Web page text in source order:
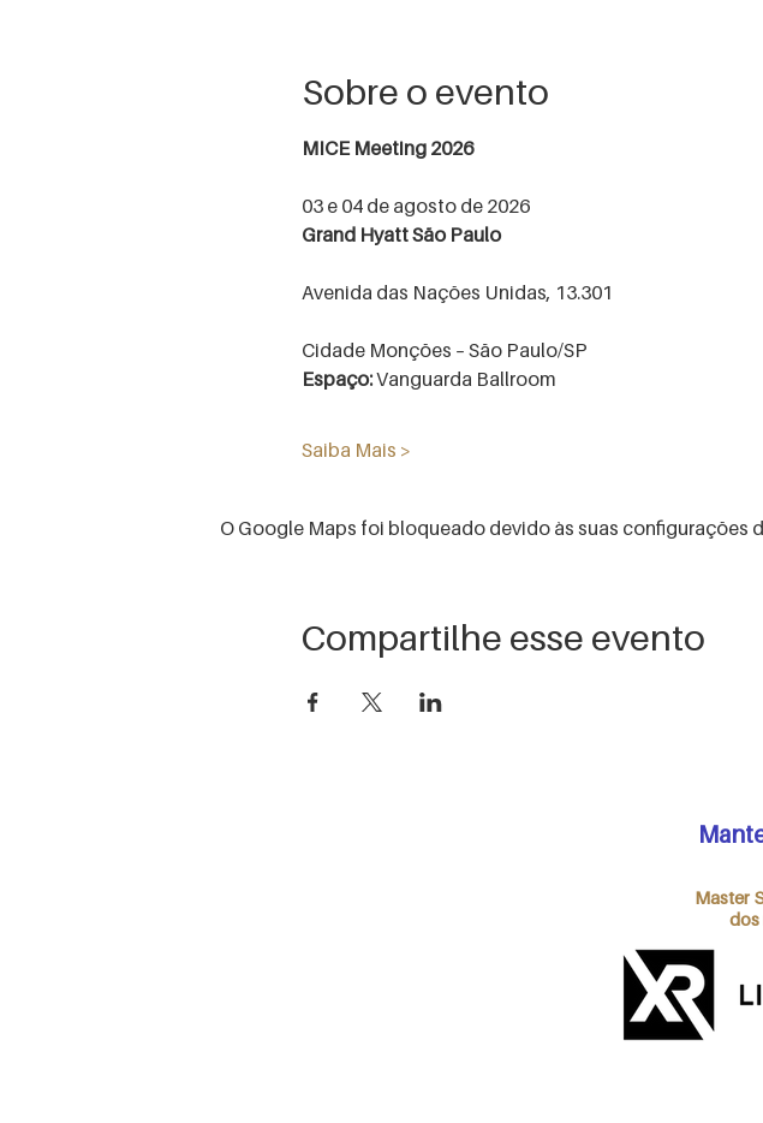
Sobre o evento
MICE Meeting 2026
03 e 04 de agosto de 2026
Grand Hyatt São Paulo
Avenida das Nações Unidas, 13.301
Cidade Monções – São Paulo/SP
Espaço: Vanguarda Ballroom
Saiba Mais >
O Google Maps foi bloqueado devido às suas configurações
Compartilhe esse evento
Master
dos